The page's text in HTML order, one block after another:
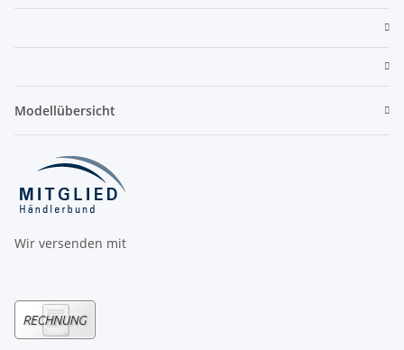
Modellübersicht
Wir versenden mit